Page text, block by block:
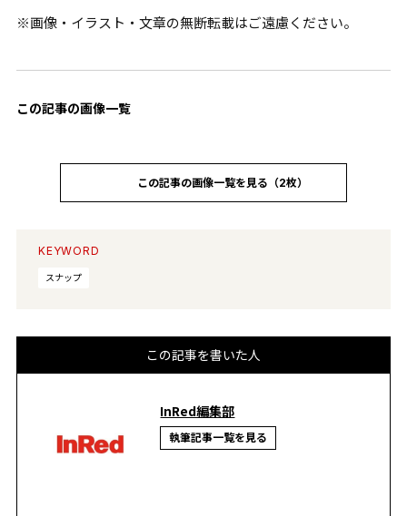
※画像・イラスト・文章の無断転載はご遠慮ください。
この記事の画像一覧
この記事の画像一覧を見る（2枚）
KEYWORD
スナップ
この記事を書いた人
InRed編集部
執筆記事一覧を見る